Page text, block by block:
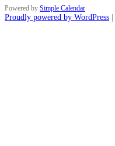
Powered by Simple Calendar
Proudly powered by WordPress |